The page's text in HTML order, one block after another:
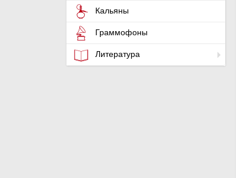
Кальяны
Граммофоны
Литература